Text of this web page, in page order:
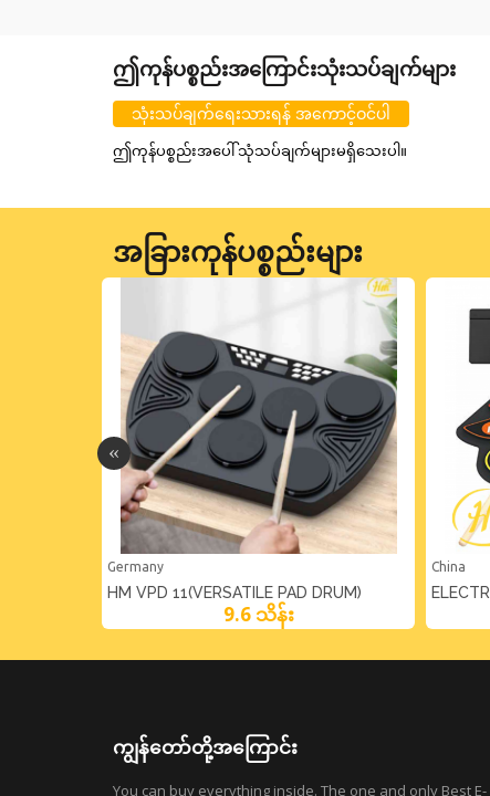
ဤကုန်ပစ္စည်းအကြောင်းသုံးသပ်ချက်များ
သုံးသပ်ချက်ရေးသားရန် အကောင့်ဝင်ပါ
ဤကုန်ပစ္စည်းအပေါ် သုံသပ်ချက်များမရှိသေးပါ။
အခြားကုန်ပစ္စည်းများ
Germany
HM VPD 11(VERSATILE PAD DRUM)
9.6 သိန်း
China
ကျွန်တော်တို့အကြောင်း
You can buy everything inside. The one and only Best E-